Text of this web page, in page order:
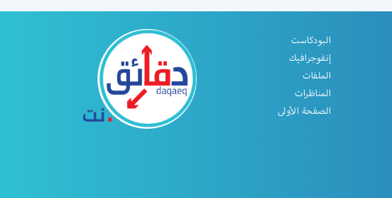
البودكاست
إنفوجرافيك
الملفات
المناظرات
الصفحة الأولى